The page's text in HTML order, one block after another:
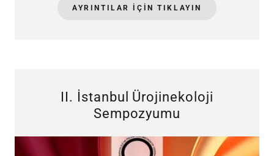
AYRINTILAR IÇIN TIKLAYIN
II. İstanbul Ürojinekoloji
Sempozyumu